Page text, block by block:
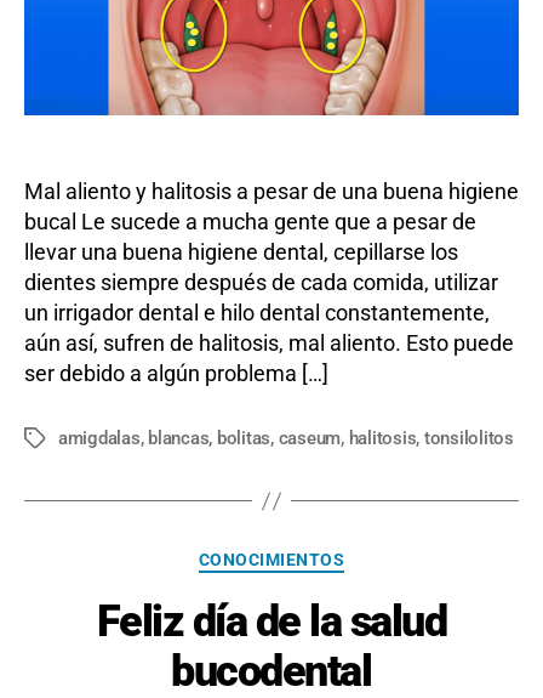
los
tonsilolitos
en
las
anginas
Mal aliento y halitosis a pesar de una buena higiene
bucal Le sucede a mucha gente que a pesar de
llevar una buena higiene dental, cepillarse los
dientes siempre después de cada comida, utilizar
un irrigador dental e hilo dental constantemente,
aún así, sufren de halitosis, mal aliento. Esto puede
ser debido a algún problema […]
Etiquetasamigdalas, blancas, bolitas, caseum, halitosis, tonsilolitos
Categorías
CONOCIMIENTOS
Feliz día de la salud
bucodental